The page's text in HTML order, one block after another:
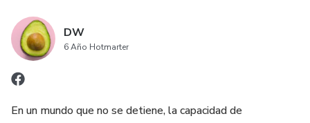
✅ 150 TIPS EXCLUSIVOS que solo los profesores
experimentados conocen
dispositivo
DW
6 Año Hotmarter
En un mundo que no se detiene, la capacidad de